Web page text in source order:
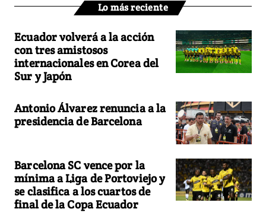
Lo más reciente
Ecuador volverá a la acción
con tres amistosos
internacionales en Corea del
Sur y Japón
Antonio Álvarez renuncia a la
presidencia de Barcelona
Barcelona SC vence por la
mínima a Liga de Portoviejo y
se clasifica a los cuartos de
final de la Copa Ecuador